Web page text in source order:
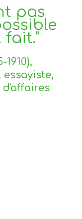
pas
fait."
d'affaires